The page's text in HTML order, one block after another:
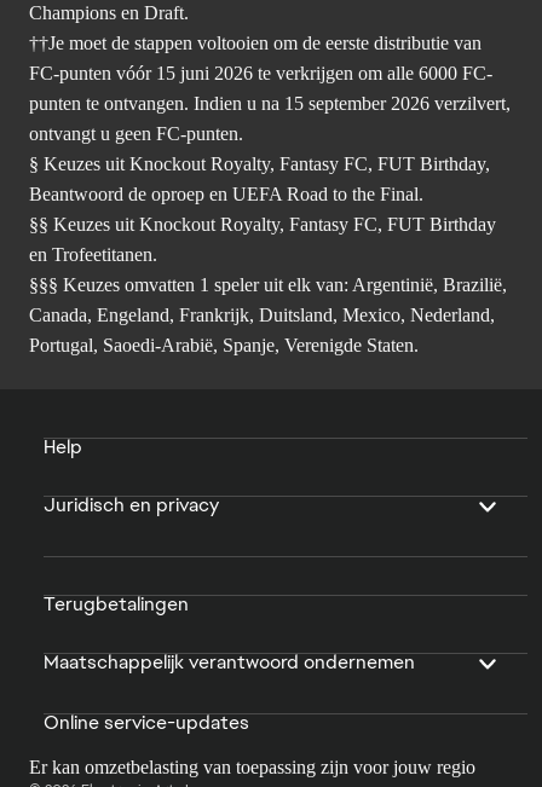
Champions en Draft.
††Je moet de stappen voltooien om de eerste distributie van
FC-punten vóór 15 juni 2026 te verkrijgen om alle 6000 FC-
punten te ontvangen. Indien u na 15 september 2026 verzilvert,
ontvangt u geen FC-punten.
§ Keuzes uit Knockout Royalty, Fantasy FC, FUT Birthday,
Beantwoord de oproep en UEFA Road to the Final.
§§ Keuzes uit Knockout Royalty, Fantasy FC, FUT Birthday
en Trofeetitanen.
§§§ Keuzes omvatten 1 speler uit elk van: Argentinië, Brazilië,
Canada, Engeland, Frankrijk, Duitsland, Mexico, Nederland,
Portugal, Saoedi-Arabië, Spanje, Verenigde Staten.
Help
Juridisch en privacy
Terugbetalingen
Maatschappelijk verantwoord ondernemen
Online service-updates
Er kan omzetbelasting van toepassing zijn voor jouw regio